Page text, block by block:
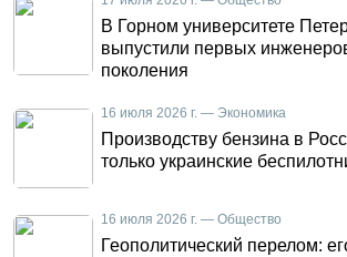
В Горном университете
выпустили первых
поколения
16 июля 2026 г. — Экономика
Производству бензина в
только украинские
16 июля 2026 г. — Общество
Геополитический перелом: